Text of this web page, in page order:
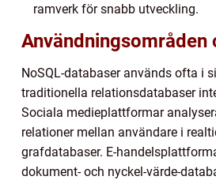
ramverk för snabb utveckling.
Användningsområden
NoSQL-databaser används ofta i
traditionella relationsdatabaser
Sociala medieplattformar
relationer mellan användare i
grafdatabaser. E-
dokument- och nyckel-värde-